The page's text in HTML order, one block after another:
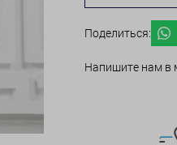
Поделиться:
Напишите нам в